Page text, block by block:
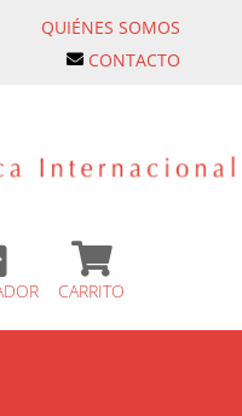
QUIÉNES SOMOS
CONTACTO

CARRITO